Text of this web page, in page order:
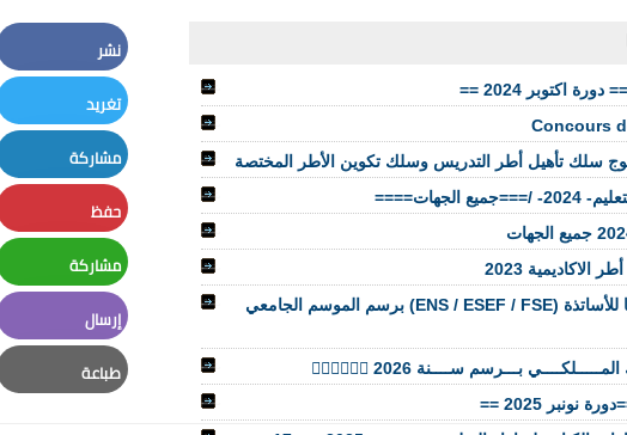
اكتوبر 2024 ==
Concours
سلك تأهيل أطر التدريس وسلك تكوين الأطر المختصة
2023
التسجيل في مباراة ولوج المدارس العليا للأساتذة (ENS / ESEF / FSE) برسم الموسم الجامعي
بـــرسم ســــنة 2026 👮🏼‍♂️👮🏼‍♀️
2025 ==
نشر
Facebook
تغريد
Twitter
مشاركة
LinkedIn
حفظ
Pinterest
مشاركة
Whatsapp
إرسال
Email
طباعة